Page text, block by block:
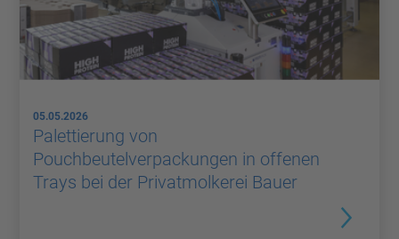
05.05.2026
Palettierung von
Pouchbeutelverpackungen in offenen
Trays bei der Privatmolkerei Bauer